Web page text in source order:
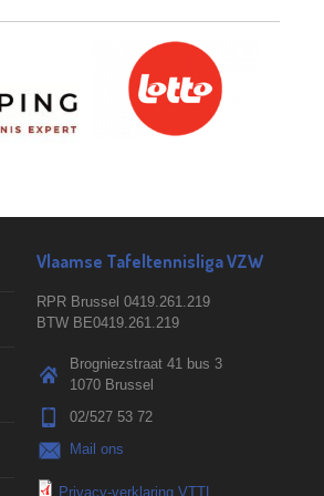
Vlaamse Tafeltennisliga VZW
RPR Brussel 0419.261.219
BTW BE0419.261.219
Brogniezstraat 41 bus 3
1070 Brussel
02/527 53 72
Mail ons
Privacy-verklaring VTTL